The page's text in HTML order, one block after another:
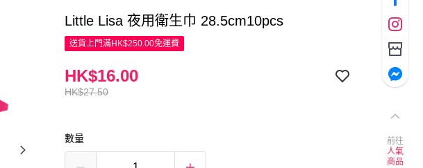
Little Lisa 夜用衛生巾 28.5cm10pcs
送貨上門滿HK$250.00免運費
HK$27.50
HK$16.00
數量
前往
人氣
商品